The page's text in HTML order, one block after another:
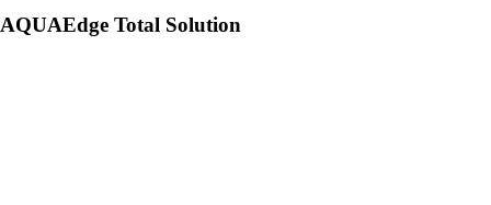
AQUAEdge Total Solution